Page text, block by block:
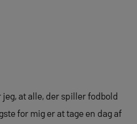
at alle, der spiller fodbold
for mig er at tage en dag af